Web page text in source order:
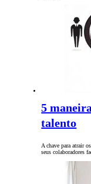
5
talento
A chave para atrair
seus colaboradores